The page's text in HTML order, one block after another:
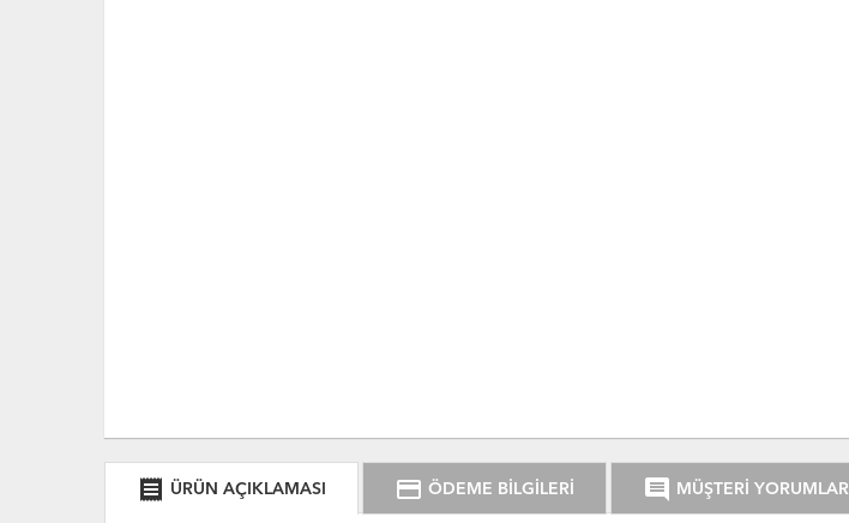
receipt ÜRÜN AÇIKLAMASI credit_card ÖDEME BİLGİLERİ comment MÜŞTERİ YORUMLARI